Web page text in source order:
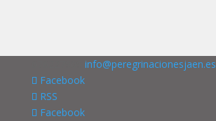
info@peregrinacionesjaen.es
Facebook
RSS
Facebook